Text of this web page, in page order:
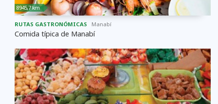
8945,7 km
RUTAS GASTRONÓMICAS Manabí
Comida típica de Manabí